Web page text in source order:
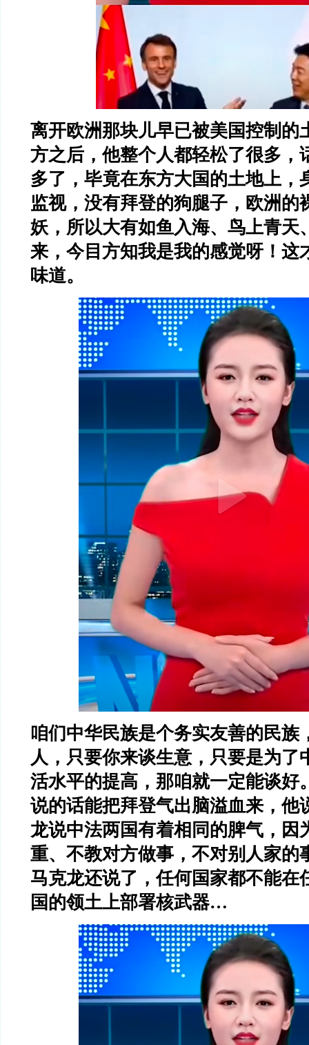
离开欧洲那块儿早已被美国控制的
方之后，他整个人都轻松了很多，
多了，毕竟在东方大国的土地上，
监视，没有拜登的狗腿子，欧洲的
妖，所以大有如鱼入海、鸟上青天
来，今目方知我是我的感觉呀！这
味道。
咱们中华民族是个务实友善的民族
人，只要你来谈生意，只要是为了
活水平的提高，那咱就一定能谈好
说的话能把拜登气出脑溢血来，他
龙说中法两国有着相同的脾气，因
重、不教对方做事，不对别人家的
马克龙还说了，任何国家都不能在
国的领土上部署核武器…